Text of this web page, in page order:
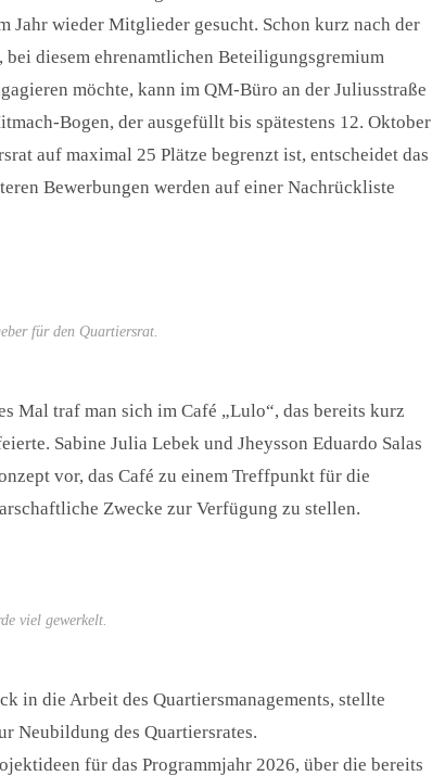
Jahr wieder Mitglieder gesucht. Schon kurz nach der
diesem ehrenamtlichen Beteiligungsgremium
möchte, kann im QM-Büro an der Juliusstraße
Bogen, der ausgefüllt bis spätestens 12. Oktober
auf maximal 25 Plätze begrenzt ist, entscheidet das
Bewerbungen werden auf einer Nachrückliste
für den Quartiersrat.
Mal traf man sich im Café „Lulo“, das bereits kurz
Sabine Julia Lebek und Jheysson Eduardo Salas
vor, das Café zu einem Treffpunkt für die
Zwecke zur Verfügung zu stellen.
viel gewerkelt.
in die Arbeit des Quartiersmanagements, stellte
Neubildung des Quartiersrates.
für das Programmjahr 2026, über die bereits